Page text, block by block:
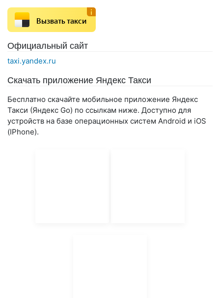
Вызвать такси
Официальный сайт
taxi.yandex.ru
Скачать приложение Яндекс Такси
Бесплатно скачайте мобильное приложение Яндекс
Такси (Яндекс Go) по ссылкам ниже. Доступно для
устройств на базе операционных систем Android и iOS
(IPhone).